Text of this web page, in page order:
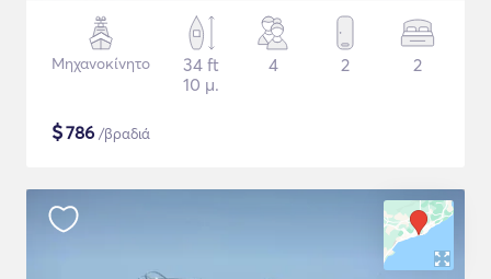
Μηχανοκίνητο
34 ft
10 μ.
4 2 2
$786 /βραδιά